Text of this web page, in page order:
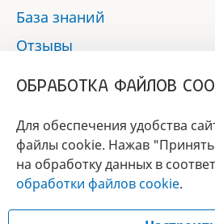
База знаний
Отзывы
БРЕНД
ГОДА 2017 -
ОБРАБОТКА ФАЙЛОВ
Для обеспечения удобства
файлы cookie. Нажав
на обработку данных в
обработки файлов cookie.